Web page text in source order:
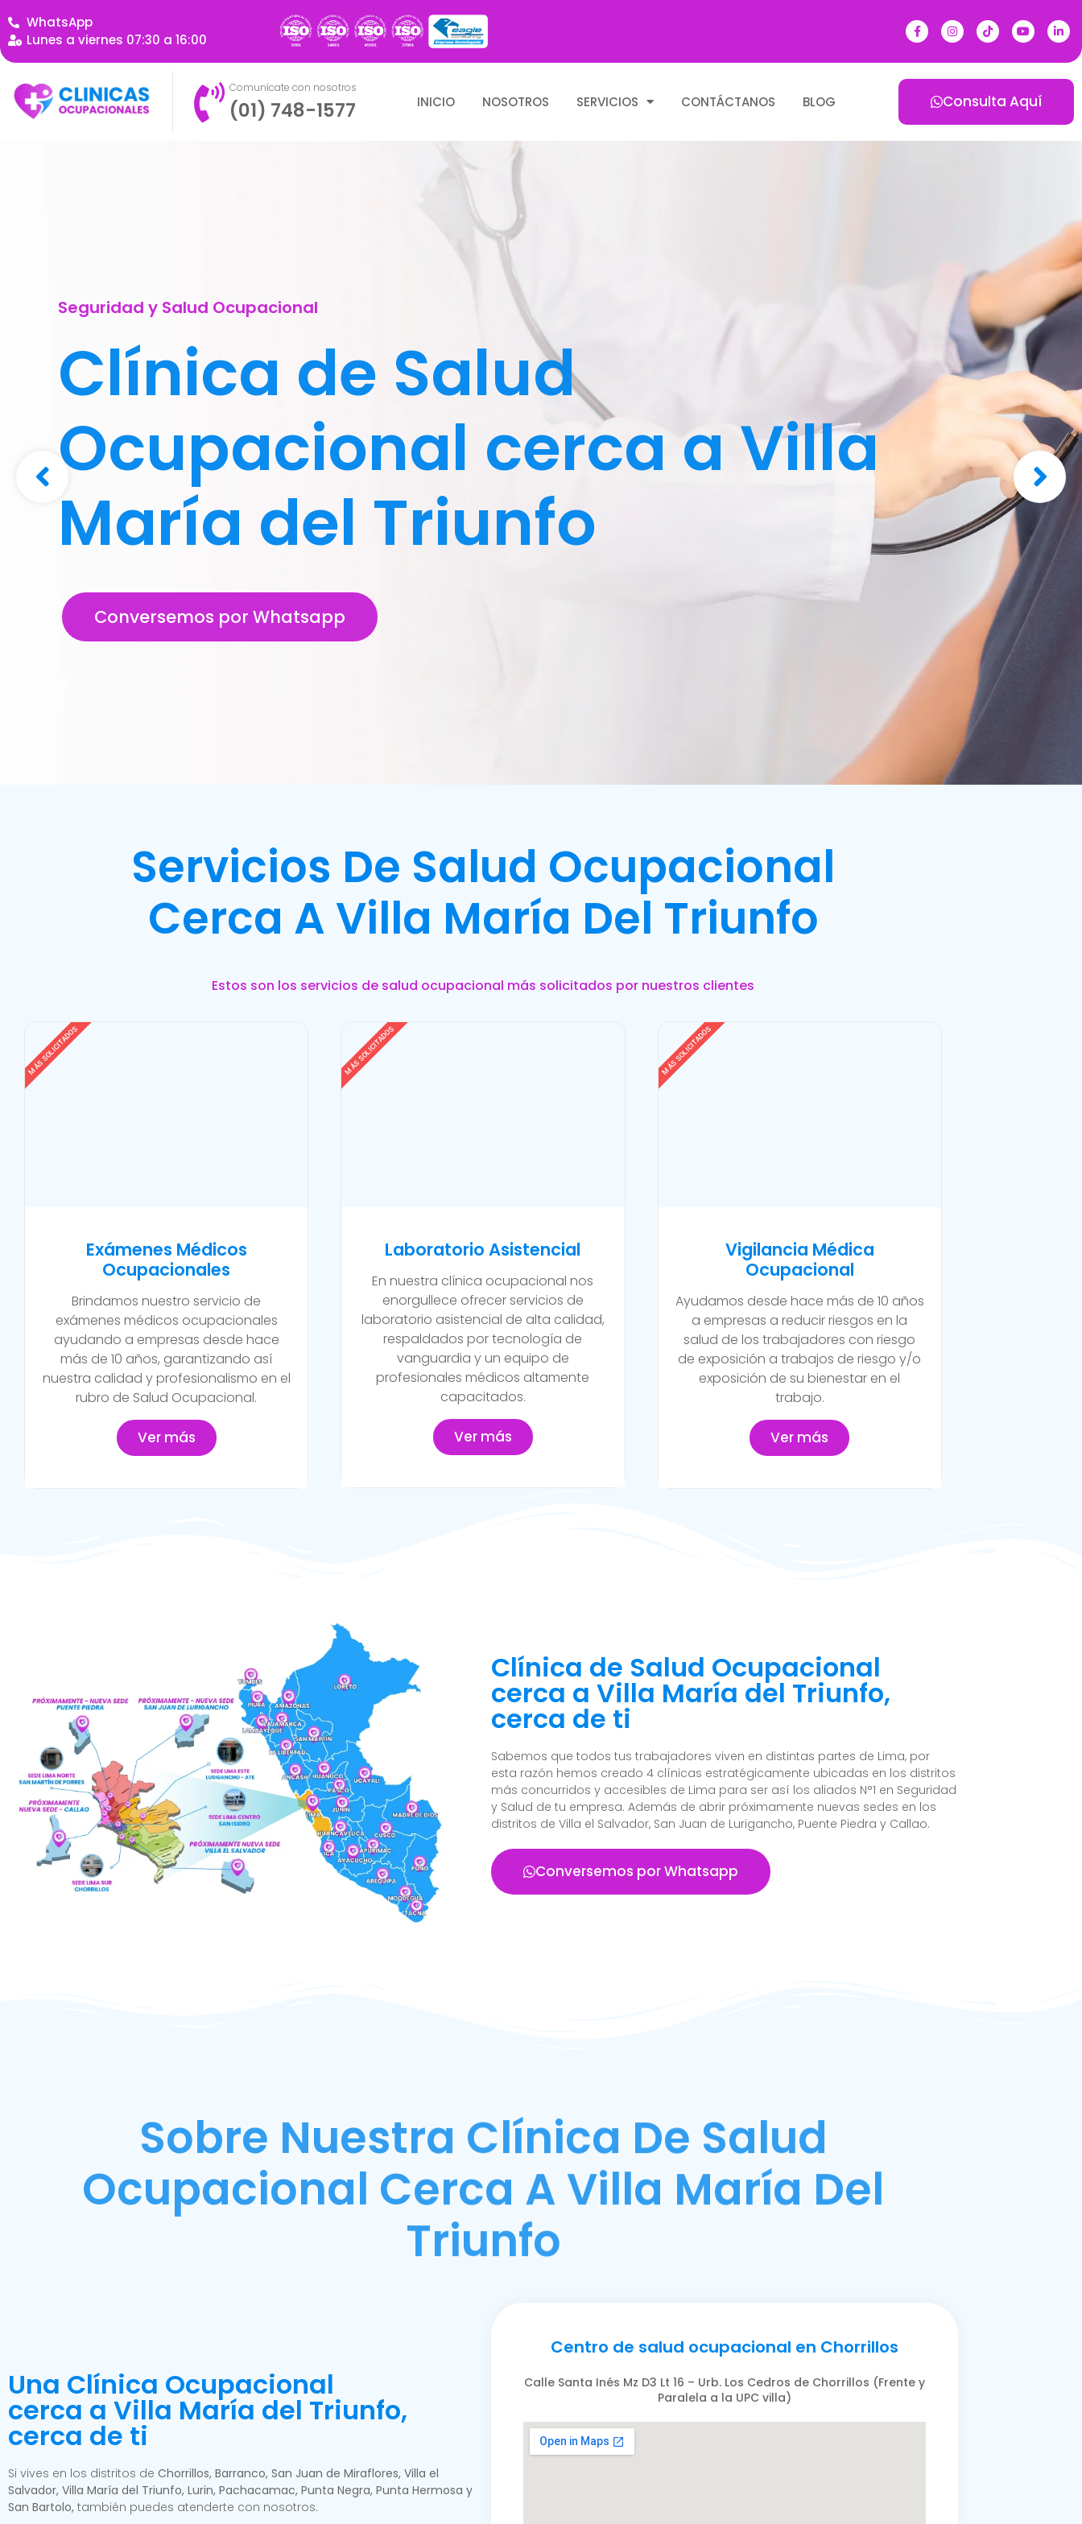
WhatsApp
Lunes a viernes 07:30 a 16:00
Comunícate con nosotros
(01) 748-1577 INICIO NOSOTROS SERVICIOS CONTÁCTANOS BLOG Consulta Aquí
Seguridad y Salud Ocupacional
Clínica de Salud
Ocupacional cerca a Villa
María del Triunfo
Conversemos por Whatsapp
Servicios De Salud Ocupacional
Cerca A Villa María Del Triunfo
Estos son los servicios de salud ocupacional más solicitados por nuestros clientes
Exámenes Médicos
Ocupacionales
Brindamos nuestro servicio de
exámenes médicos ocupacionales
ayudando a empresas desde hace
más de 10 años, garantizando así
nuestra calidad y profesionalismo en el
rubro de Salud Ocupacional.
Ver más
MÁS SOLICITADOS
Laboratorio Asistencial
En nuestra clínica ocupacional nos
enorgullece ofrecer servicios de
laboratorio asistencial de alta calidad,
respaldados por tecnología de
vanguardia y un equipo de
profesionales médicos altamente
capacitados.
Ver más
MÁS SOLICITADOS
Vigilancia Médica
Ocupacional
Ayudamos desde hace más de 10 años
a empresas a reducir riesgos en la
salud de los trabajadores con riesgo
de exposición a trabajos de riesgo y/o
exposición de su bienestar en el
trabajo.
Ver más
MÁS SOLICITADOS
Clínica de Salud Ocupacional
cerca a Villa María del Triunfo,
cerca de ti
Sabemos que todos tus trabajadores viven en distintas partes de Lima, por
esta razón hemos creado 4 clínicas estratégicamente ubicadas en los distritos
más concurridos y accesibles de Lima para ser así los aliados N°1 en Seguridad
y Salud de tu empresa. Además de abrir próximamente nuevas sedes en los
distritos de Villa el Salvador, San Juan de Lurigancho, Puente Piedra y Callao.
Conversemos por Whatsapp
Sobre Nuestra Clínica De Salud
Ocupacional Cerca A Villa María Del
Triunfo
Una Clínica Ocupacional
cerca a Villa María del Triunfo,
cerca de ti
Si vives en los distritos de Chorrillos, Barranco, San Juan de Miraflores, Villa el
Salvador, Villa María del Triunfo, Lurin, Pachacamac, Punta Negra, Punta Hermosa y
San Bartolo, también puedes atenderte con nosotros.
Centro de salud ocupacional en Chorrillos
Calle Santa Inés Mz D3 Lt 16 – Urb. Los Cedros de Chorrillos (Frente y
Paralela a la UPC villa)